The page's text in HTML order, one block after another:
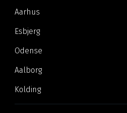
Aarhus
Esbjerg
Odense
Aalborg
Kolding